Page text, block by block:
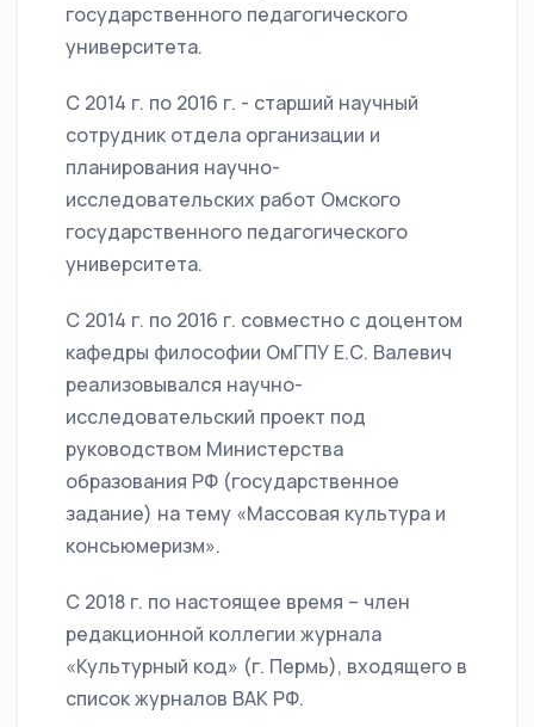
государственного педагогического
университета.
С 2014 г. по 2016 г. - старший научный
сотрудник отдела организации и
планирования научно-
исследовательских работ Омского
государственного педагогического
университета.
С 2014 г. по 2016 г. совместно с доцентом
кафедры философии ОмГПУ Е.С. Валевич
реализовывался научно-
исследовательский проект под
руководством Министерства
образования РФ (государственное
задание) на тему «Массовая культура и
консьюмеризм».
С 2018 г. по настоящее время – член
редакционной коллегии журнала
«Культурный код» (г. Пермь), входящего в
список журналов ВАК РФ.